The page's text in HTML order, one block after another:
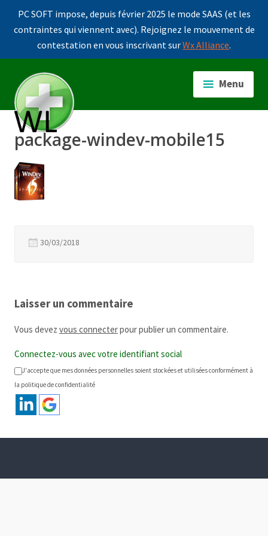
PC SOFT impose, depuis février 2025 le mode SAAS (et les
contraintes qui viennent avec). Rejoignez le mouvement de
contestation en vous inscrivant surWx Alliance.
contenu
principal
Menu
package-windev-mobile15
30/03/2018
Laisser un commentaire
Vous devez vous connecterpour publier un commentaire.
Connectez-vous avec votre identifiant social
J'accepte que mes données personnelles soient stockées et utilisées conformément à
la politique de confidentialité